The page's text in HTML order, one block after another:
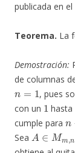
publicada en
Teorema. La
Demostración:
de columnas
n= 1
, pues
con un
1
hasta
cumple para
n
Sea
A∈Mm,n